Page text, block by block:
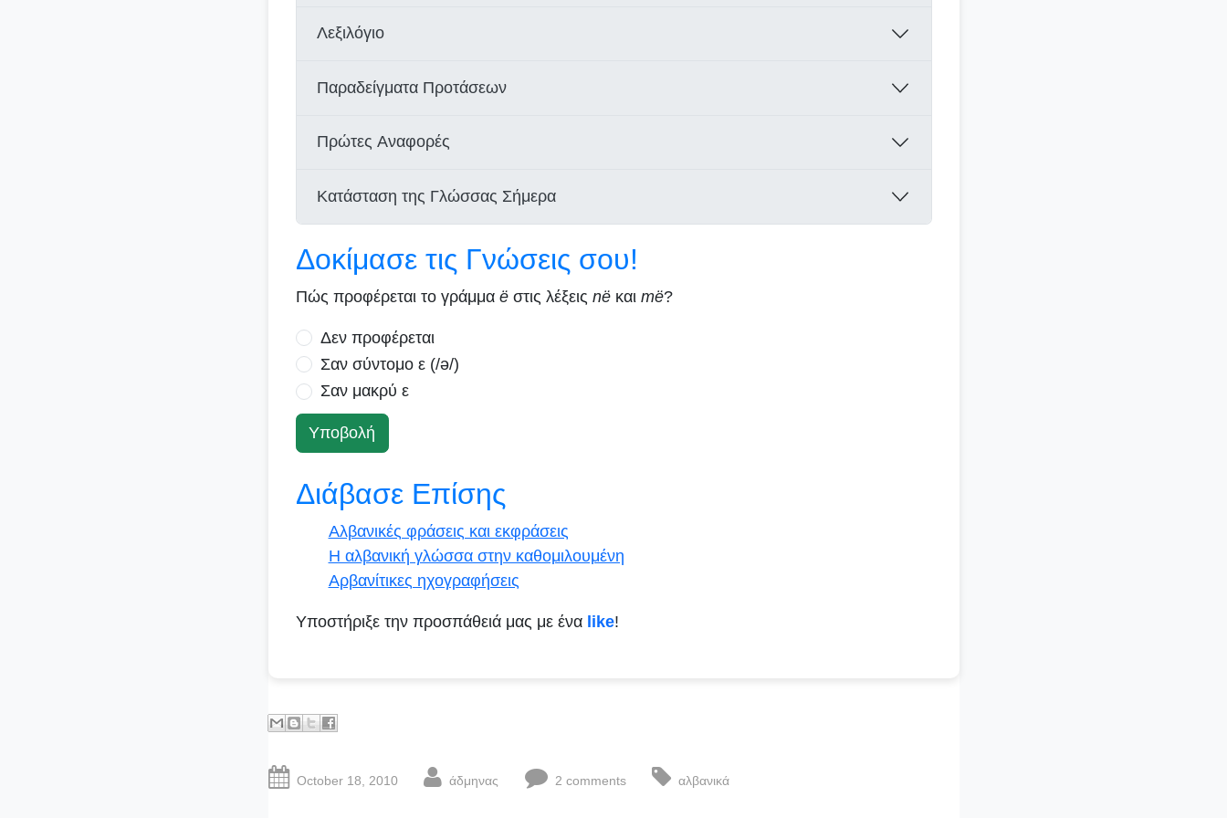
Λεξιλόγιο
Παραδείγματα Προτάσεων
Πρώτες Αναφορές
Κατάσταση της Γλώσσας Σήμερα
Δοκίμασε τις Γνώσεις σου!
Πώς προφέρεται το γράμμα ëστις λέξεις nëκαι më?
Δεν προφέρεται
Σαν σύντομο ε (/ə/)
Σαν μακρύ ε
Υποβολή
Διάβασε Επίσης
Αλβανικές φράσεις και εκφράσεις
Η αλβανική γλώσσα στην καθομιλουμένη
Αρβανίτικες ηχογραφήσεις
Υποστήριξε την προσπάθειά μας με ένα like!
October 18, 2010 άδμηνας 2 comments αλβανικά